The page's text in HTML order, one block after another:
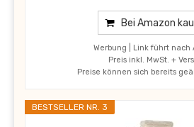
Bei Amazon
Werbung | Link führt nach
Preis inkl. MwSt. +
Preise können sich bereits
BESTSELLER NR. 3